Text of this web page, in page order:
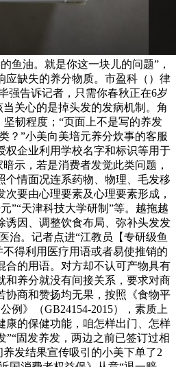
鱼油。就是你这一块儿的问题”，
应缺失的养分物质。市盈科（）律
强告诉记者，只需你春秋正在6岁
关心的是掉头发的发病机制。角
韧程度；“页面上不是写的养发
？”小美向美培元养分炊事的客服
权企业利用学校名字和标识等用于
示，若是消费者发觉此类问题，
个情面况连系药物、物理、毛发移
要由心理要素及心理要素形成，
”“天津科技大学研制”等。越拖越
诱因、调整饮食布局、弥补头发发
治。记者点进“江教员【专研级鱼
得利用医疗用语或者易使推销的
合的用语。对方却不认可产物具有
和养分就没有间接关系，要求对商
协商和赞扬均无果，按照《食物平
例》（GB24154-2015），素质上
康的保健功能，咱怎样出门、怎样
”“固发养发，两边之前已签订过相
发结果宣传吸引的小美下单了2